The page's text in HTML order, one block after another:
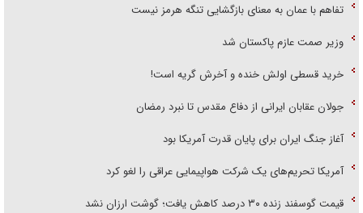
تفاهم با عمان به معنای بازگشایی تنگه هرمز نیست
وزیر صمت عازم پاکستان شد
خرید قسطی اولش خنده و آخرش گریه است!
جولان عقابان ایرانی از دفاع مقدس تا نبرد رمضان
آغاز جنگ ایران برای پایان قدرت آمریکا بود
آمریکا تحریم‌های یک شرکت هواپیمایی عراقی را لغو کرد
قیمت گوسفند زنده ۳۰ درصد کاهش یافت؛ گوشت ارزان نشد